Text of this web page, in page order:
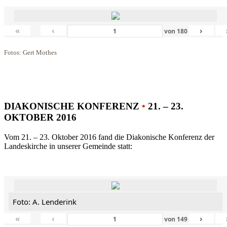
« ‹ von 180 ›
Fotos: Gert Mothes
DIAKONISCHE KONFERENZ • 21. – 23.
OKTOBER 2016
Vom 21. – 23. Oktober 2016 fand die Diakonische Konferenz der
Landeskirche in unserer Gemeinde statt:
Foto: A. Lenderink
«
‹ von 149 ›